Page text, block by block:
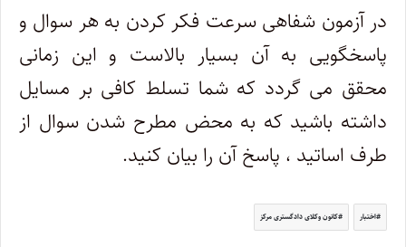
در آزمون شفاهی سرعت فکر کردن به هر سوال و
پاسخگویی به آن بسیار بالاست و این زمانی
محقق می گردد که شما تسلط کافی بر مسایل
داشته باشید که به محض مطرح شدن سوال از
طرف اساتید ، پاسخ آن را بیان کنید.
اختبار کانون وکلای دادگستری مرکز